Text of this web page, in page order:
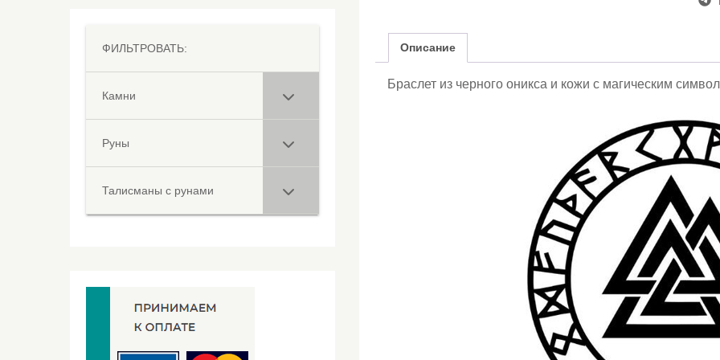
Описание
Браслет из черного оникса и кожи с магическим
ФИЛЬТРОВАТЬ:
Камни
Руны
Талисманы с рунами